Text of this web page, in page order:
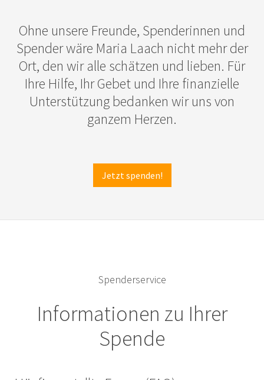
Ohne unsere Freunde, Spenderinnen und
Spender wäre Maria Laach nicht mehr der
Ort, den wir alle schätzen und lieben. Für
Ihre Hilfe, Ihr Gebet und Ihre finanzielle
Unterstützung bedanken wir uns von
ganzem Herzen.
Jetzt spenden!
Spenderservice
Informationen zu Ihrer
Spende